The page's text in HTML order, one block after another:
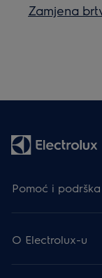
Zamjena
Pomoć i podrška
O Electrolux-u